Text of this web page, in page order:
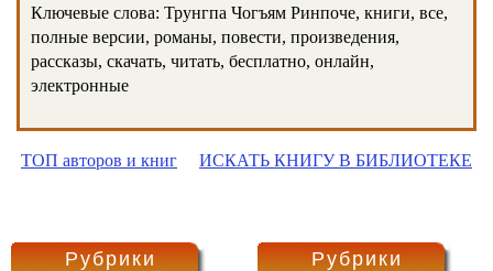
Ключевые слова: Трунгпа Чогъям Ринпоче, книги, все,
полные версии, романы, повести, произведения,
рассказы, скачать, читать, бесплатно, онлайн,
электронные
ТОП авторов и книг ИСКАТЬ КНИГУ В БИБЛИОТЕКЕ
Рубрики Рубрики